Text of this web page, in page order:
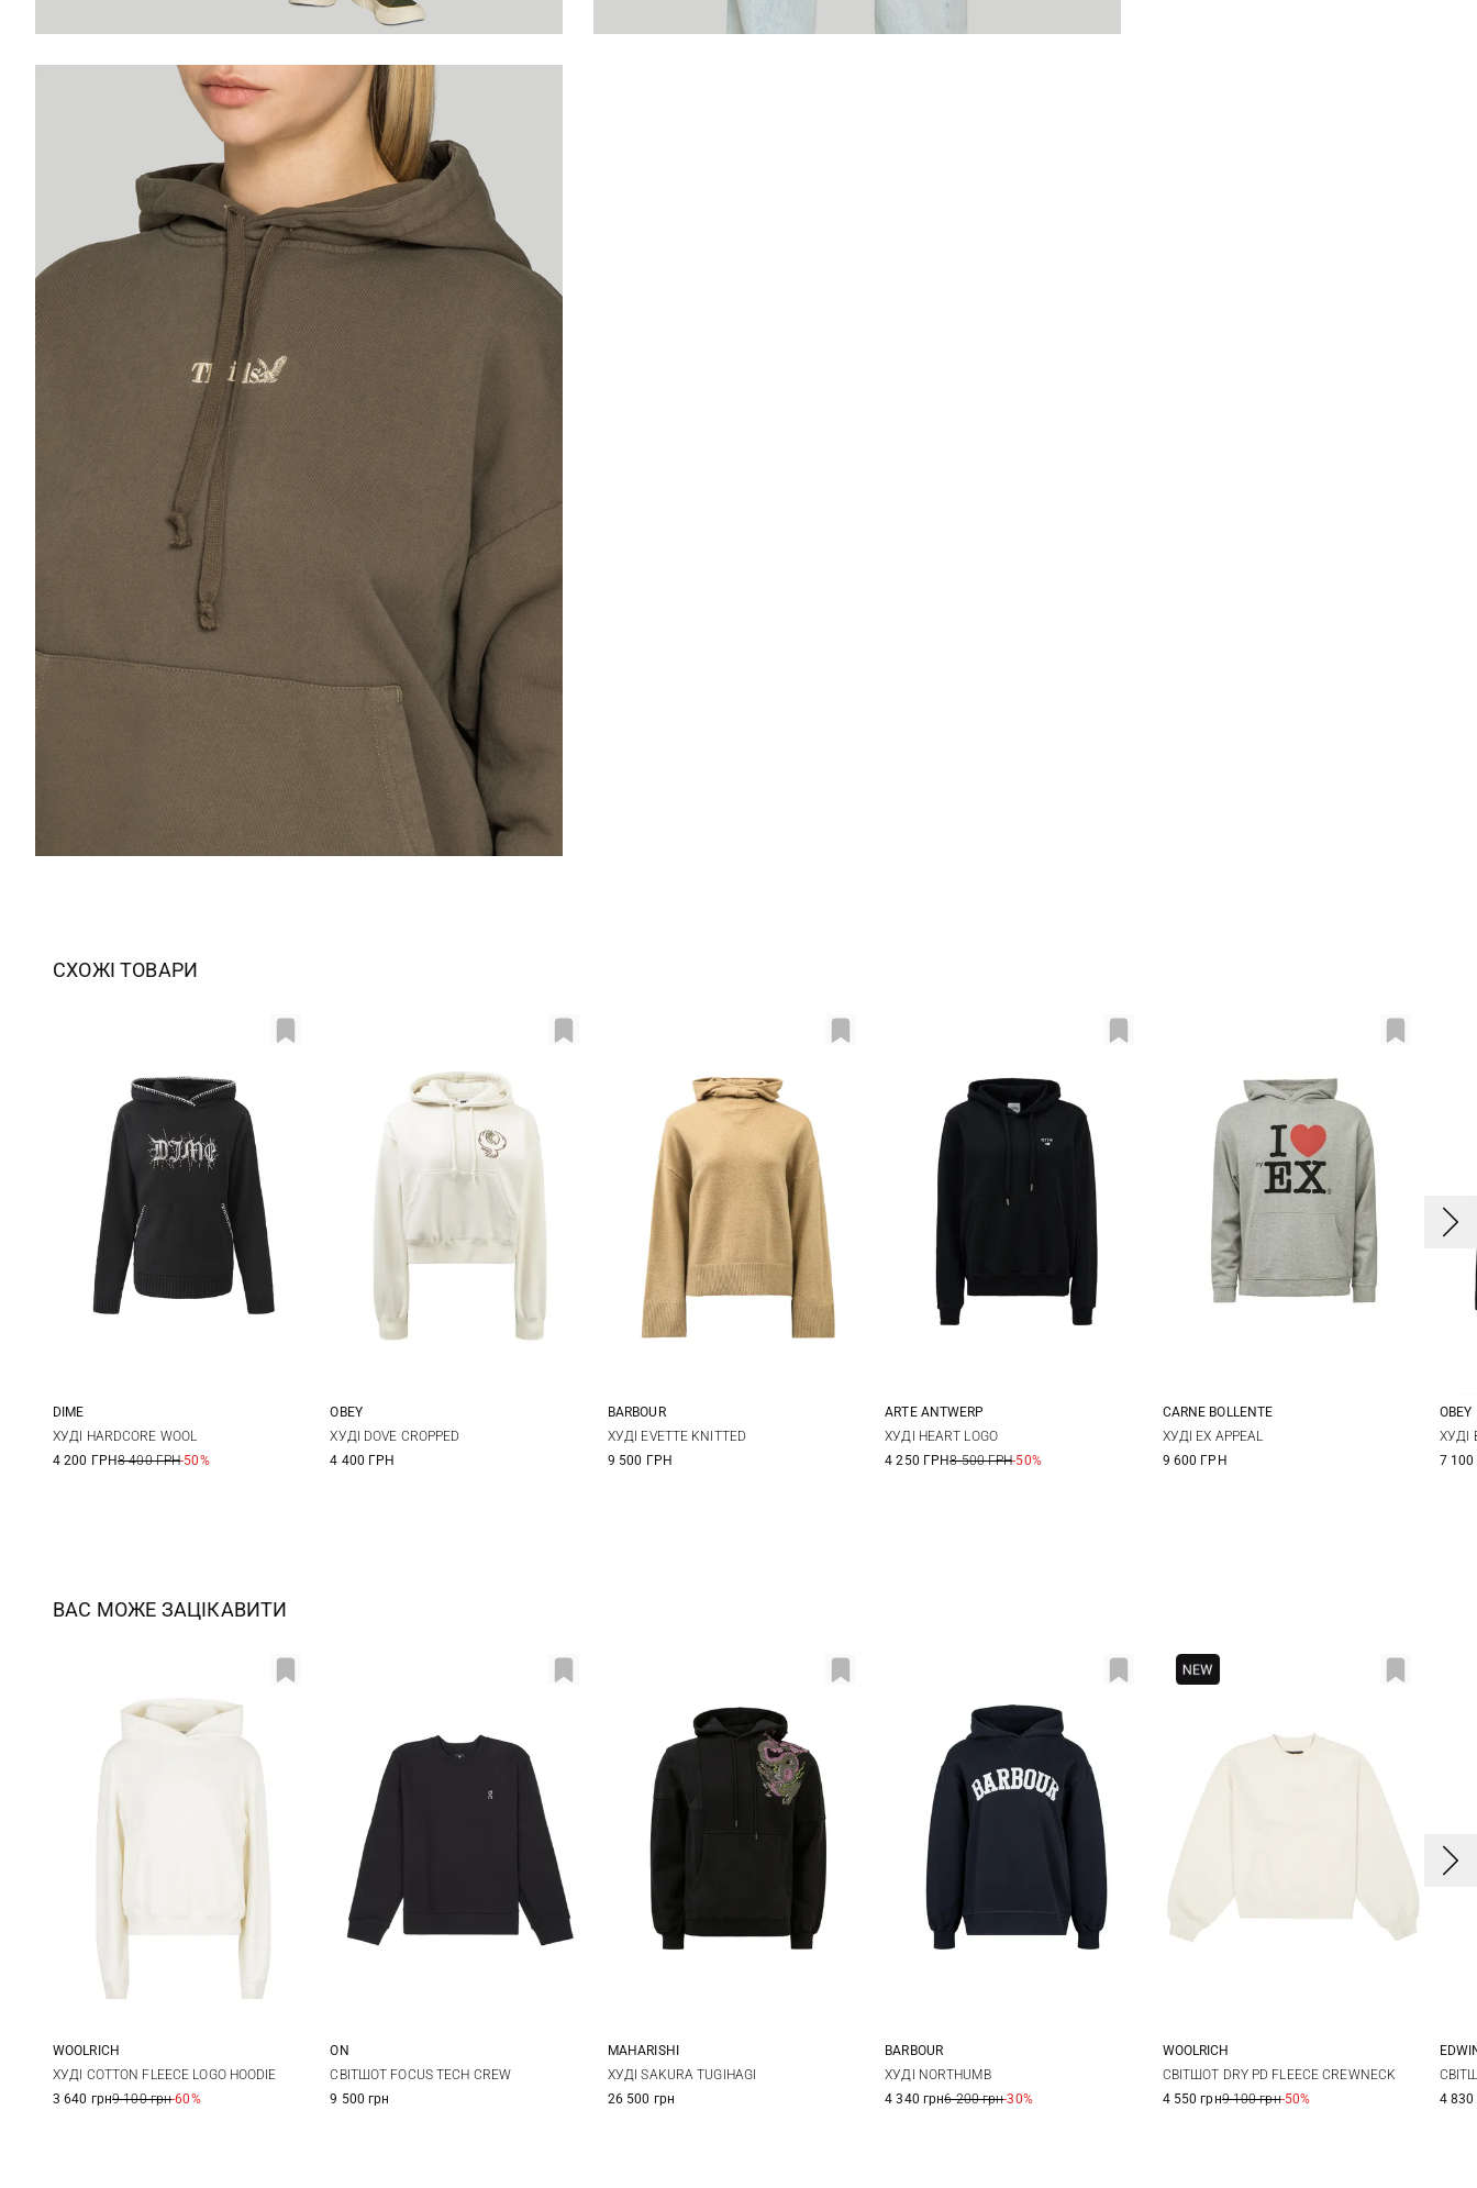
СХОЖІ ТОВАРИ
S M
DIME
ХУДІ HARDCORE WOOL
4 200 ГРН8 400 ГРН-50%
XS S
OBEY
ХУДІ DOVE CROPPED
4 400 ГРН
6 8
BARBOUR
ХУДІ EVETTE KNITTED
9 500 ГРН
XXS XS
ARTE ANTWERP
ХУДІ HEART LOGO
4 250 ГРН8 500 ГРН-50%
M L
CARNE BOLLENTE
ХУДІ EX APPEAL
9 600 ГРН
S
OBEY
ХУДІ
7
ВАС МОЖЕ ЗАЦІКАВИТИ
XXS XS S
WOOLRICH
ХУДІ COTTON FLEECE LOGO HOODIE
3 640 грн9 100 грн-60%
L
ON
СВІТШОТ FOCUS TECH CREW
9 500 грн
XS S
MAHARISHI
ХУДІ SAKURA TUGIHAGI
26 500 грн
8 10
BARBOUR
ХУДІ NORTHUMB
4 340 грн6 200 грн-30%
S
WOOLRICH
СВІТШОТ DRY PD FLEECE CREWNECK
4 550 грн9 100 грн-50%
S
4 830